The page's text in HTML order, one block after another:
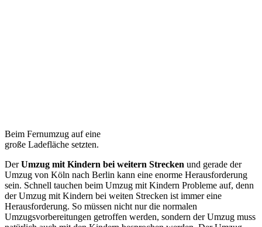
Beim Fernumzug auf eine
große Ladefläche setzten.
DerUmzug mit Kindern bei weitern Strecken und gerade der
Umzug von Köln nach Berlin kann eine enorme Herausforderung
sein. Schnell tauchen beim Umzug mit Kindern Probleme auf, denn
der Umzug mit Kindern bei weiten Strecken ist immer eine
Herausforderung. So müssen nicht nur die normalen
Umzugsvorbereitungen getroffen werden, sondern der Umzug muss